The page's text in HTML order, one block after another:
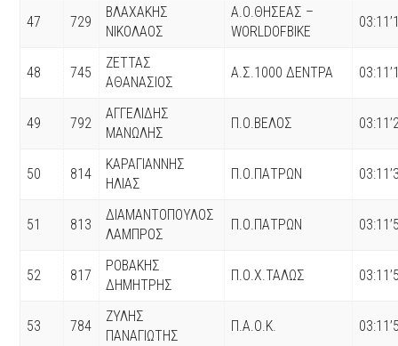
47 729
ΒΛΑΧΑΚΗΣ
ΝΙΚΟΛΑΟΣ
Α.Ο.ΘΗΣΕΑΣ –
WORLDOFBIKE
48 745
ΖΕΤΤΑΣ
ΑΘΑΝΑΣΙΟΣ
Α.Σ.1000 ΔΕΝΤΡΑ
49 792
ΑΓΓΕΛΙΔΗΣ
ΜΑΝΩΛΗΣ
Π.Ο.ΒΕΛΟΣ
50 814
ΚΑΡΑΓΙΑΝΝΗΣ
ΗΛΙΑΣ
Π.Ο.ΠΑΤΡΩΝ
51 813
ΔΙΑΜΑΝΤΟΠΟΥΛΟΣ
ΛΑΜΠΡΟΣ
Π.Ο.ΠΑΤΡΩΝ
52 817
ΡΟΒΑΚΗΣ
ΔΗΜΗΤΡΗΣ
Π.Ο.Χ.ΤΑΛΩΣ
53 784
ΖΥΛΗΣ
ΠΑΝΑΓΙΩΤΗΣ
Π.Α.Ο.Κ.